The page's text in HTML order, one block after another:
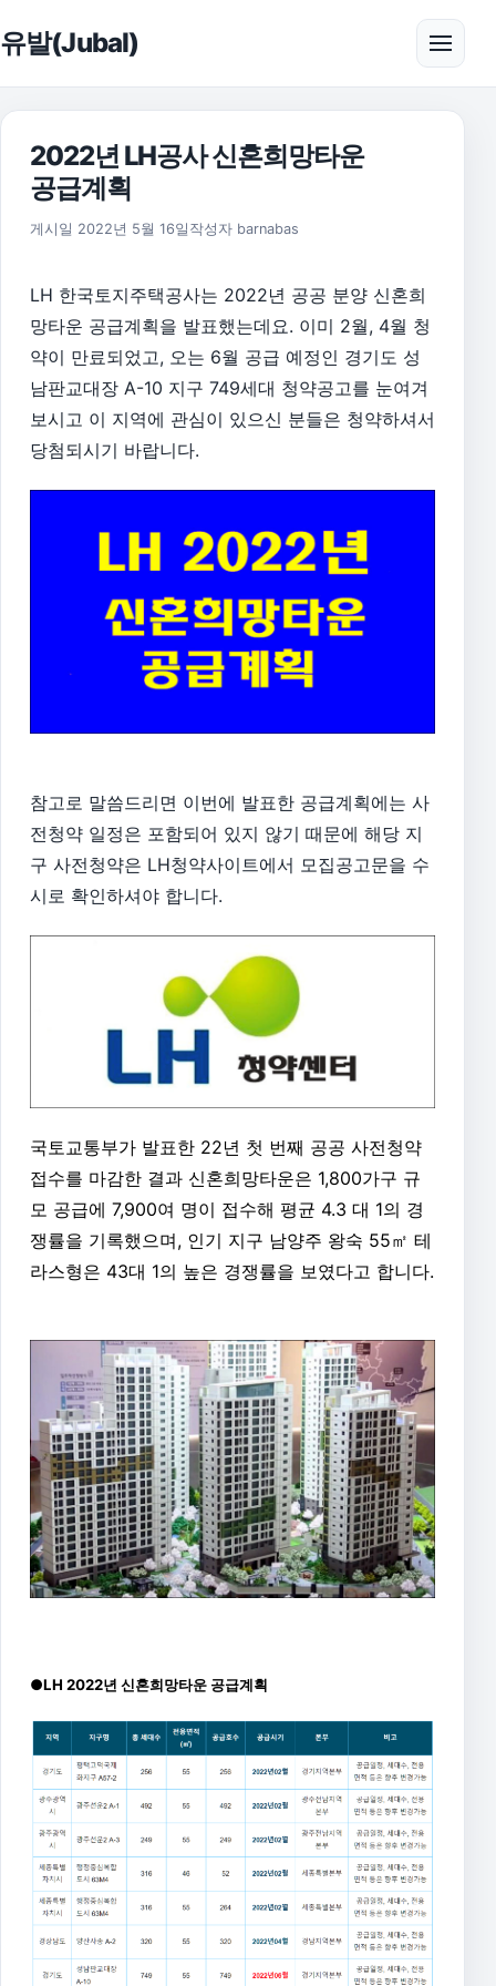
유발(Jubal) 메뉴
2022년 LH공사 신혼희망타운
공급계획
게시일 2022년 5월 16일 2022년 5월 16일
작성자 barnabas
LH 한국토지주택공사는 2022년 공공 분양 신혼희
망타운 공급계획을 발표했는데요. 이미 2월, 4월 청
약이 만료되었고, 오는 6월 공급 예정인 경기도 성
남판교대장 A-10 지구 749세대 청약공고를 눈여겨
보시고 이 지역에 관심이 있으신 분들은 청약하셔서
당첨되시기 바랍니다.
참고로 말씀드리면 ​이번에 발표한 공급계획에는 사
전청약 일정은 포함되어 있지 않기 때문에 해당 지
구 사전청약은 LH청약사이트에서 모집공고문을 수
시로 확인하셔야 합니다.
국토교통부가 발표한 22년 첫 번째 공공 사전청약
접수를 마감한 결과 신혼희망타운은 1,800가구 규
모 공급에 7,900여 명이 접수해 평균 4.3 대 1의 경
쟁률을 기록했으며, 인기 지구 남양주 왕숙 55㎡ 테
라스형은 43대 1의 높은 경쟁률을 보였다고 합니다.
●LH 2022년 신혼희망타운 공급계획